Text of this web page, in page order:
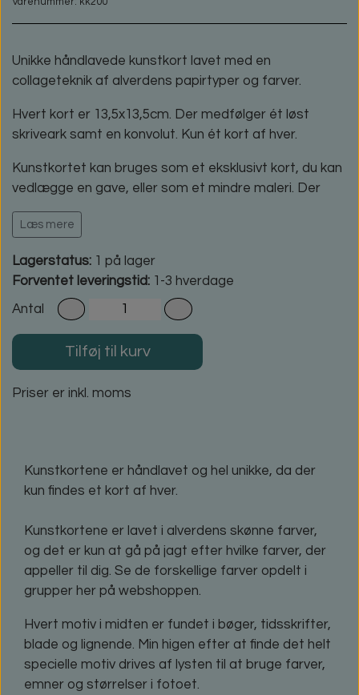
Varenummer: kk200
Unikke håndlavede kunstkort lavet med en
collageteknik af alverdens papirtyper og farver.
Hvert kort er 13,5x13,5cm. Der medfølger ét løst
skriveark samt en konvolut. Kun ét kort af hver.
Kunstkortet kan bruges som et eksklusivt kort, du kan
vedlægge en gave, eller som et mindre maleri. Der
findes mange forskellige typer rammer, hvor kortets
størrelse kan passe ind. Jeg skal gøre opmærksom
tåler direkte sollys eller andre lys- og varmekilder.
Læs mere
Lagerstatus: 1 på lager
Forventet leveringstid: 1-3 hverdage
Antal
Tilføj til kurv
Priser er inkl. moms
Kunstkortene er håndlavet og hel unikke, da der
kun findes et kort af hver.
Kunstkortene er lavet i alverdens skønne farver,
og det er kun at gå på jagt efter hvilke farver, der
appeller til dig. Se de forskellige farver opdelt i
grupper her på webshoppen.
Hvert motiv i midten er fundet i bøger, tidsskrifter,
blade og lignende. Min higen efter at finde det helt
specielle motiv drives af lysten til at bruge farver,
emner og størrelser i fotoet.